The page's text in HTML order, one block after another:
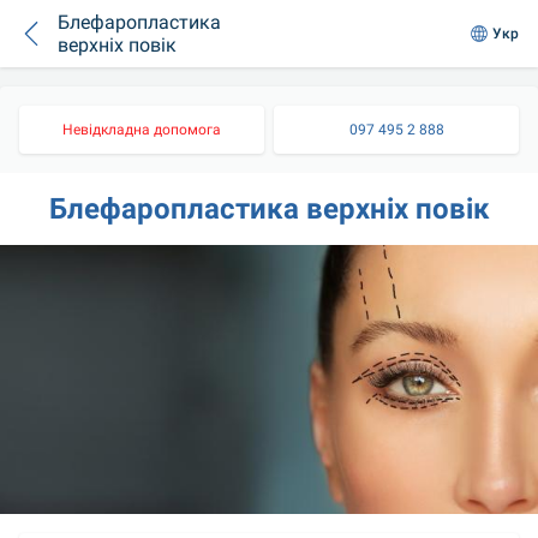
Блефаропластика
верхніх повік
Укр
Невідкладна допомога 097 495 2 888
Блефаропластика верхніх повік